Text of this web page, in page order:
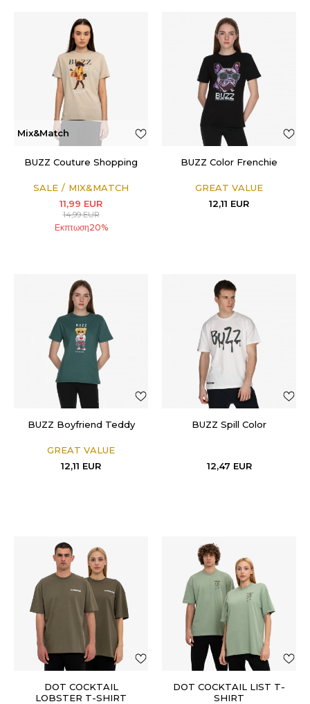
Mix&Match
BUZZ Couture Shopping
SALE
MIX&MATCH
11,99 EUR
14,99EUR
Εκπτωση20%
BUZZ Color Frenchie
GREAT VALUE
12,11 EUR
BUZZ Boyfriend Teddy
GREAT VALUE
12,11 EUR
BUZZ Spill Color
12,47 EUR
DOT COCKTAIL
LOBSTER T-SHIRT
DOT COCKTAIL LIST T-
SHIRT